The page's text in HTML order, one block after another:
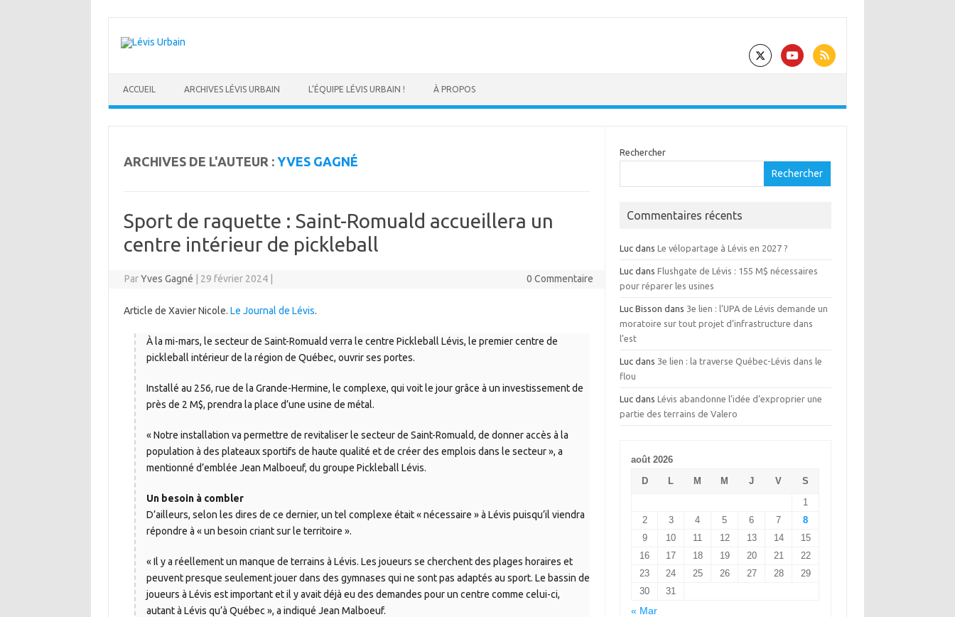
content
ACCUEIL ARCHIVES LÉVIS URBAIN L’ÉQUIPE LÉVIS URBAIN ! À PROPOS
ARCHIVES DE L'AUTEUR : YVES GAGNÉ
Sport de raquette : Saint-Romuald accueillera un
centre intérieur de pickleball
ParYves Gagné 29 février 2024 0 Commentaire
Article de Xavier Nicole. Le Journal de Lévis.
À la mi-mars, le secteur de Saint-Romuald verra le centre Pickleball Lévis, le premier centre de
pickleball intérieur de la région de Québec, ouvrir ses portes.
Installé au 256, rue de la Grande-Hermine, le complexe, qui voit le jour grâce à un investissement de
près de 2 M$, prendra la place d’une usine de métal.
« Notre installation va permettre de revitaliser le secteur de Saint-Romuald, de donner accès à la
population à des plateaux sportifs de haute qualité et de créer des emplois dans le secteur », a
mentionné d’emblée Jean Malboeuf, du groupe Pickleball Lévis.
Un besoin à combler
D’ailleurs, selon les dires de ce dernier, un tel complexe était « nécessaire » à Lévis puisqu’il viendra
répondre à « un besoin criant sur le territoire ».
« Il y a réellement un manque de terrains à Lévis. Les joueurs se cherchent des plages horaires et
peuvent presque seulement jouer dans des gymnases qui ne sont pas adaptés au sport. Le bassin de
joueurs à Lévis est important et il y avait déjà eu des demandes pour un centre comme celui-ci,
autant à Lévis qu’à Québec », a indiqué Jean Malboeuf.
Rechercher
Rechercher
Commentaires récents
Luc dansLe vélopartage à Lévis en 2027 ?
Luc dansFlushgate de Lévis : 155 M$ nécessaires
pour réparer les usines
Luc Bisson dans 3e lien : l’UPA de Lévis demande un
moratoire sur tout projet d’infrastructure dans
l’est
Luc dans 3e lien : la traverse Québec-Lévis dans le
flou
Luc dansLévis abandonne l’idée d’exproprier une
partie des terrains de Valero
août 2026
D
L M M J V
S
1
2
3 4 5 6 7
8
9
10 11 12 13 14
15
16
17 18 19 20 21
22
23
24 25 26 27 28
29
30
31
« Mar